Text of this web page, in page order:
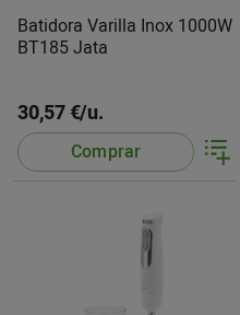
Batidora Varilla Inox 1000W
BT185 Jata
30,57 €/u.
Comprar